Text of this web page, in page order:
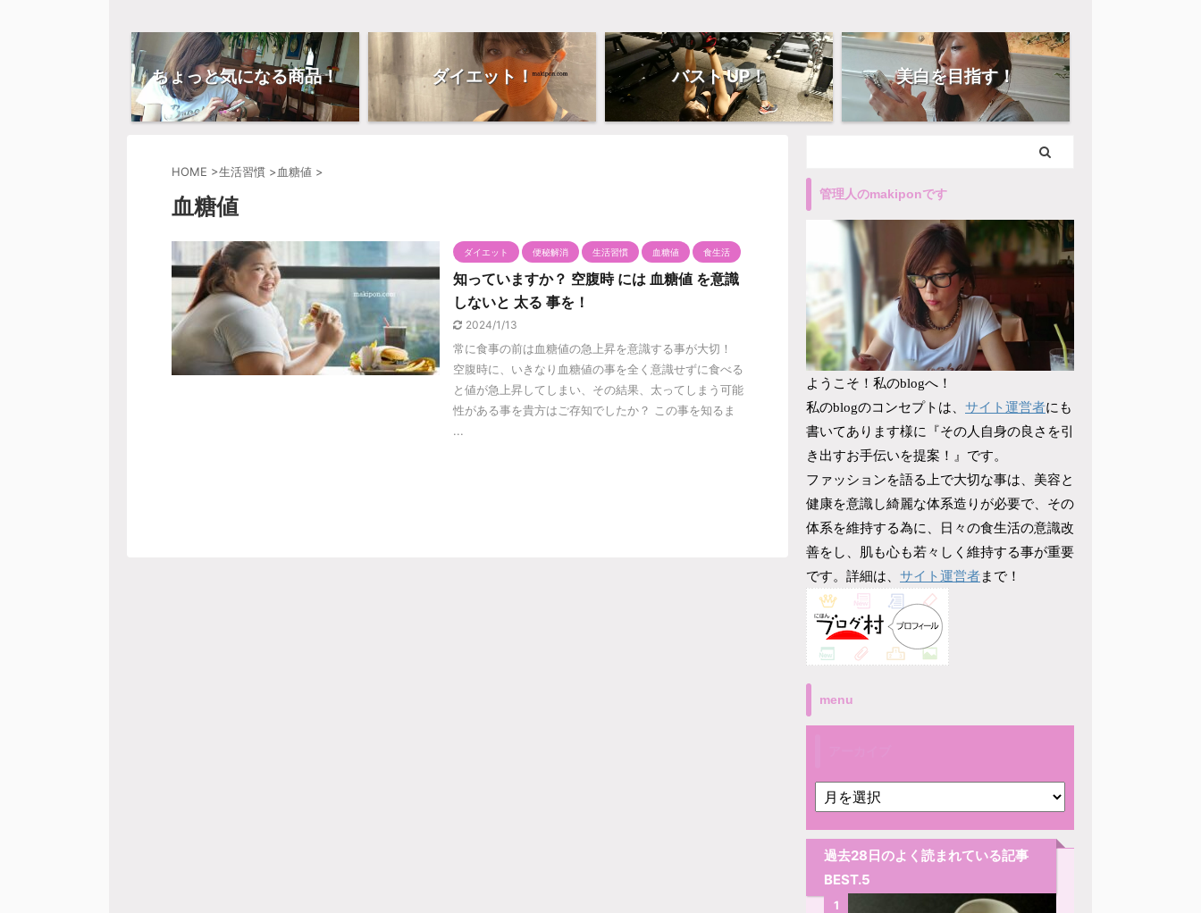
ちょっと気になる商品！ ダイエット！ バスト UP！ 美白を目指す！
HOME >生活習慣 >血糖値 >
血糖値
ダイエット 便秘解消 生活習慣 血糖値 食生活
知っていますか？ 空腹時 には 血糖値 を意識
しないと 太る 事を！
2024/1/13
常に食事の前は血糖値の急上昇を意識する事が大切！
空腹時に、いきなり血糖値の事を全く意識せずに食べる
と値が急上昇してしまい、その結果、太ってしまう可能
性がある事を貴方はご存知でしたか？ この事を知るま
...
管理人のmakiponです
ようこそ！私のblogへ！
私のblogのコンセプトは、 サイト運営者にも
書いてあります様に『その人自身の良さを引
き出すお手伝いを提案！』です。
ファッションを語る上で大切な事は、美容と
健康を意識し綺麗な体系造りが必要で、その
体系を維持する為に、日々の食生活の意識改
善をし、肌も心も若々しく維持する事が重要
です。詳細は、 サイト運営者まで！
menu
過去28日のよく読まれている記事
BEST.5
1